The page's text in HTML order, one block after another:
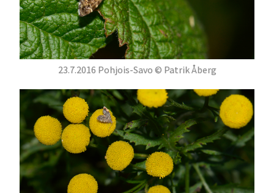
23.7.2016 Pohjois-Savo © Patrik Åberg